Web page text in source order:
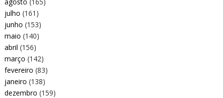
julho (161)
junho (153)
maio (140)
abril (156)
março (142)
fevereiro (83)
janeiro (138)
dezembro (159)